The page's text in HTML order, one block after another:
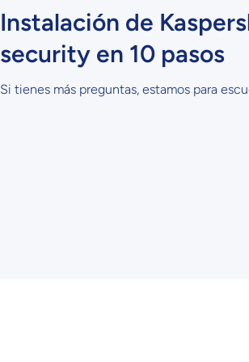
Instalación de
security en 10 pasos
Si tienes más preguntas, estamos para